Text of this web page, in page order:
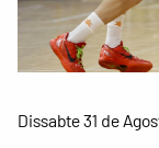
Dissabte 31 de